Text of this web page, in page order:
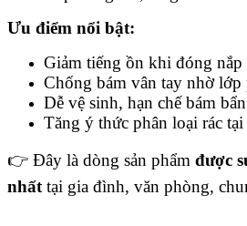
Ưu điểm nổi bật:
Giảm tiếng ồn khi đóng nắp
Chống bám vân tay nhờ lớp
Dễ vệ sinh, hạn chế bám bẩn
Tăng ý thức phân loại rác
👉 Đây là dòng sản phẩm được
nhất tại gia đình, văn phòng,